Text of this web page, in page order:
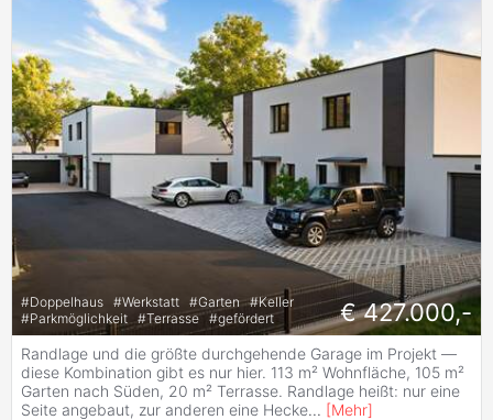
#Doppelhaus #Werkstatt #Garten #Keller
#Parkmöglichkeit #Terrasse #gefördert € 427.000,-
Randlage und die größte durchgehende Garage im Projekt —
diese Kombination gibt es nur hier. 113 m² Wohnfläche, 105 m²
Garten nach Süden, 20 m² Terrasse. Randlage heißt: nur eine
Seite angebaut, zur anderen eine Hecke... [Mehr]